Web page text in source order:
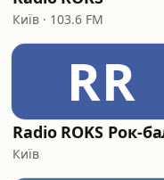
Київ · 103.6 FM
RR
Київ